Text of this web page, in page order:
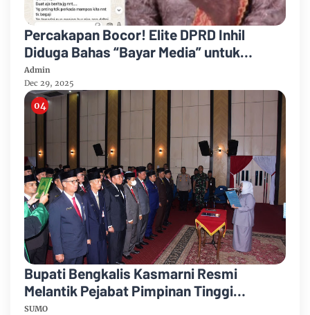
Percakapan Bocor! Elite DPRD Inhil
Diduga Bahas “Bayar Media” untuk
Dukung Kebijakan
Admin
Dec 29, 2025
Bupati Bengkalis Kasmarni Resmi
Melantik Pejabat Pimpinan Tinggi
Pratama
SUMO